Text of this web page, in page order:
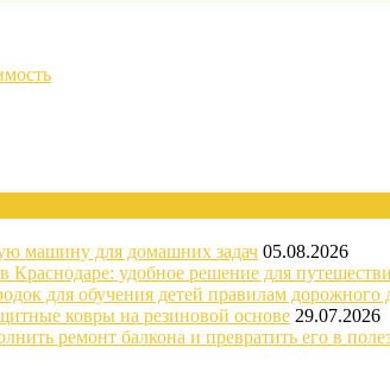
машину для домашних задач 05.08.2026
Краснодаре: удобное решение для
для обучения детей правилам дорожного
ковры на резиновой основе 29.07.2026
ремонт балкона и превратить его в